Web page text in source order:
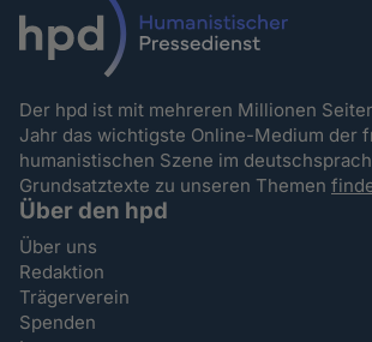
Der hpd ist mit mehreren Millionen
Jahr das wichtigste Online-Medium der
humanistischen Szene im
Grundsatztexte zu unseren Themen
Über den hpd
Über uns
Redaktion
Trägerverein
Spenden